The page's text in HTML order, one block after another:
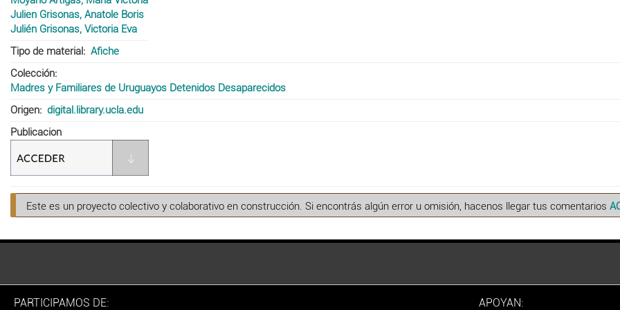
Julien Grisonas, Anatole Boris
Julién Grisonas, Victoria Eva
Tipo de material
Afiche
Colección
Madres y Familiares de Uruguayos Detenidos Desaparecidos
Origen
digital.library.ucla.edu
Publicacion
Este es un proyecto colectivo y colaborativo en construcción. Si encontrás algún error u omisión, hacenos llegar tus comentarios
PARTICIPAMOS DE: APOYAN: